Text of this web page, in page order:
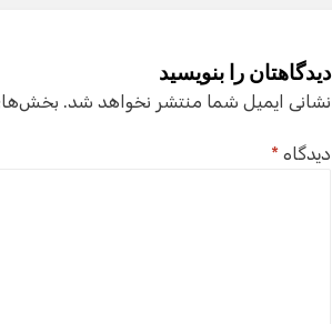
دیدگاهتان را بنویسید
نشانی ایمیل شما منتشر نخواهد شد.
دیدگاه*